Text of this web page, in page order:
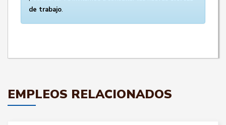
de trabajo.
EMPLEOS RELACIONADOS